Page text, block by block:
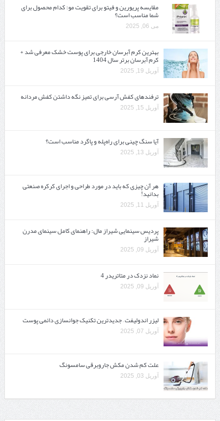
مقایسه پریورین و فیتو برای تقویت مو: کدام محصول برای
شما مناسب است؟
می 06, 2025
بهترین کرم آبرسان خارجی برای پوست خشک معرفی شد +
کرم آبرسان برتر سال 1404
آوریل 19, 2025
ترفندهای کفش آرسی برای تمیز نگه داشتن کفش مردانه
آوریل 15, 2025
آیا سنگ چینی برای راه‌پله و پاگرد مناسب است؟
آوریل 13, 2025
هر آن چیزی که باید در مورد طراحی و اجرای کرکره صنعتی
بدانید!
آوریل 11, 2025
پردیس سینمایی شیراز مال: راهنمای کامل سینمای مدرن
شیراز
آوریل 09, 2025
نماد نزدک در متاتریدر 4
آوریل 09, 2025
لیزر اندولیفت – جدیدترین تکنیک جوانسازی دائمی پوست
آوریل 07, 2025
علت کم شدن مکش جاروبرقی سامسونگ
آوریل 03, 2025